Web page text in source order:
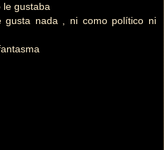
le gustaba
gusta nada , ni como político ni